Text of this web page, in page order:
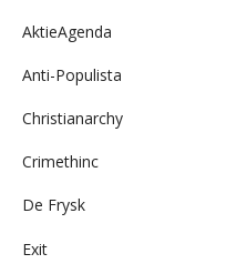
AktieAgenda
Anti-Populista
Christianarchy
Crimethinc
De Frysk
Exit